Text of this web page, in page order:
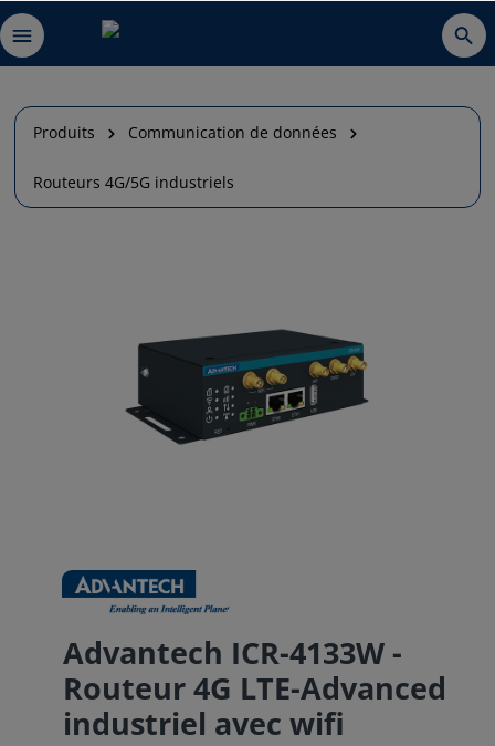
Produits Communication de données
Routeurs 4G/5G industriels
Advantech ICR-4133W -
Routeur 4G LTE-Advanced
industriel avec wifi